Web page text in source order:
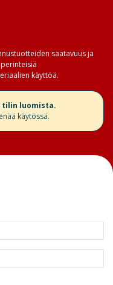
saatavuus ja
käyttöä.
tilin luomista.
käytössä.